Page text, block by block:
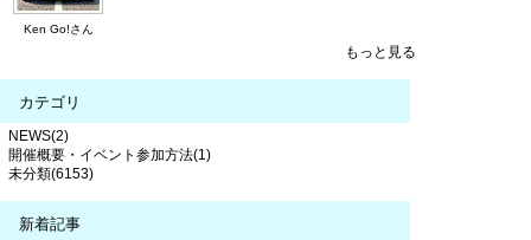
Ken Go!さん
もっと見る
カテゴリ
NEWS(2)
開催概要・イベント参加方法(1)
未分類(6153)
新着記事